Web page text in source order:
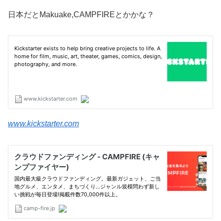
日本だとMakuake,CAMPFIREとかかな？
www.kickstarter.com